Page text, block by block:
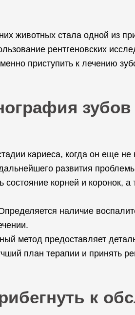
животных стала одной из
рентгеновских
приступить к лечению
зубов
кариеса, когда он еще не
развития
состояние корней и коронок,
наличие
метод предоставляет
план терапии и принять
к